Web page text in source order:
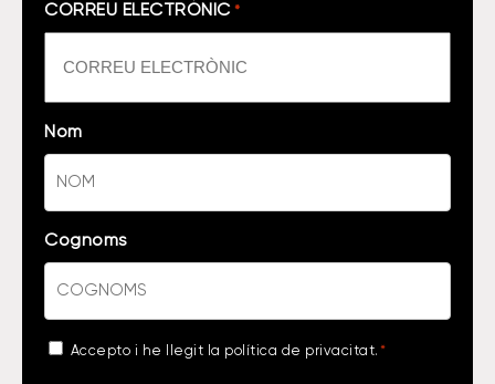
CORREU ELECTRÒNIC *
Nom
Cognoms
Acceptance
Accepto i he llegit la política de privacitat. *